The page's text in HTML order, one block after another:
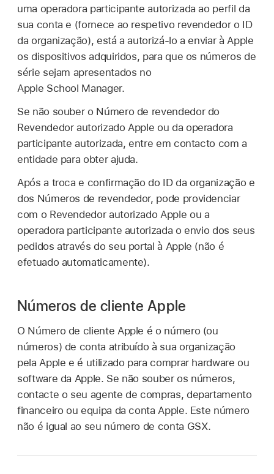
uma operadora participante autorizada ao perfil da
sua conta e (fornece ao respetivo revendedor o ID
da organização), está a autorizá-lo a enviar à Apple
os dispositivos adquiridos, para que os números de
série sejam apresentados no
Apple School Manager.
Se não souber o Número de revendedor do
Revendedor autorizado Apple ou da operadora
participante autorizada, entre em contacto com a
entidade para obter ajuda.
Após a troca e confirmação do ID da organização e
dos Números de revendedor, pode providenciar
com o Revendedor autorizado Apple ou a
operadora participante autorizada o envio dos seus
pedidos através do seu portal à Apple (não é
efetuado automaticamente).
Números de cliente Apple
O Número de cliente Apple é o número (ou
números) de conta atribuído à sua organização
pela Apple e é utilizado para comprar hardware ou
software da Apple. Se não souber os números,
contacte o seu agente de compras, departamento
financeiro ou equipa da conta Apple. Este número
não é igual ao seu número de conta GSX.